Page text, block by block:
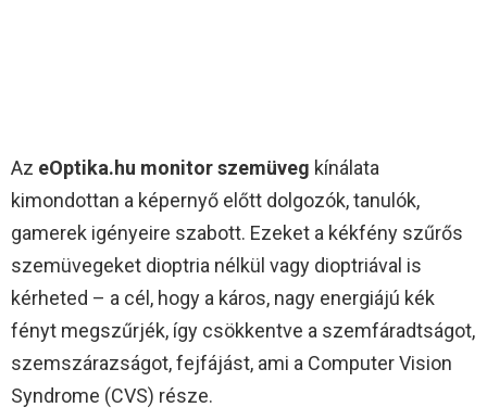
Az eOptika.hu monitor szemüveg kínálata
kimondottan a képernyő előtt dolgozók, tanulók,
gamerek igényeire szabott. Ezeket a kékfény szűrős
szemüvegeket dioptria nélkül vagy dioptriával is
kérheted – a cél, hogy a káros, nagy energiájú kék
fényt megszűrjék, így csökkentve a szemfáradtságot,
szemszárazságot, fejfájást, ami a Computer Vision
Syndrome (CVS) része.